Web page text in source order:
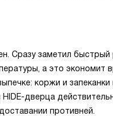
Сразу заметил
а это экономит
коржи и запеканки
дверца
противней.